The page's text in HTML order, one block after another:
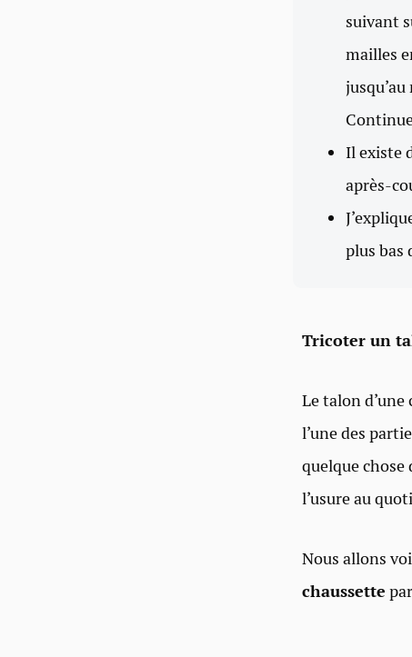
suivant
mailles
Il existe
après-
plus bas
Tricoter un
Le talon d’une
l’une des
quelque
l’usure au
Nous allons
chaussette